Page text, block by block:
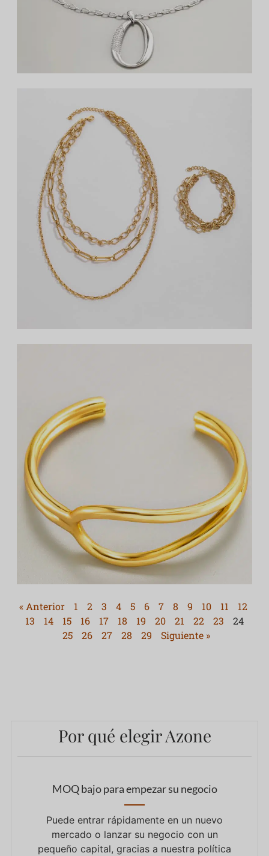
« Anterior 1 2 3 4 5 6 7 8 9 10 11
12
13
14 15 16 17 18 19 20 21 22 23
24
25
26 27 28 29 Siguiente »
Por qué elegir Azone
MOQ bajo para empezar su negocio
Puede entrar rápidamente en un nuevo
mercado o lanzar su negocio con un
pequeño capital, gracias a nuestra política